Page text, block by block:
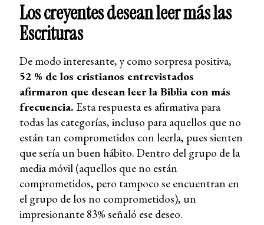
Los creyentes desean leer más las
Escrituras
De modo interesante, y como sorpresa positiva,
52 % de los cristianos entrevistados
afirmaron que desean leer la Biblia con más
frecuencia. Esta respuesta es afirmativa para
todas las categorías, incluso para aquellos que no
están tan comprometidos con leerla, pues sienten
que sería un buen hábito. Dentro del grupo de la
media móvil (aquellos que no están
comprometidos, pero tampoco se encuentran en
el grupo de los no comprometidos), un
impresionante 83% señaló ese deseo.